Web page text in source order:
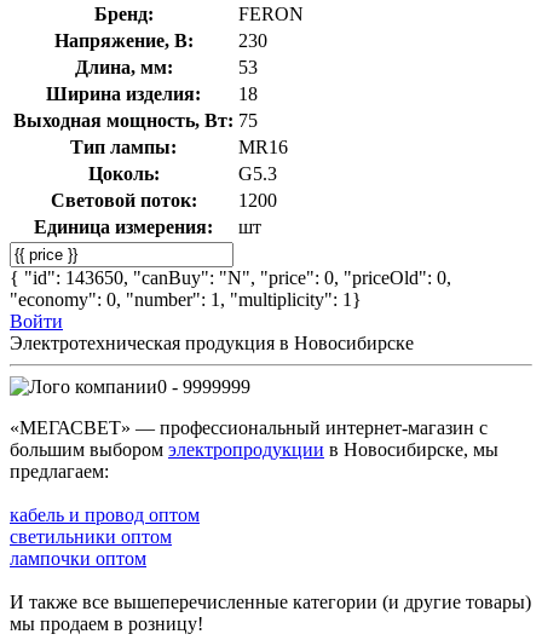
Бренд:
FERON
Напряжение, В:
230
Длина, мм:
53
Ширина изделия:
18
Выходная мощность, Вт: 75
Тип лампы:
MR16
Цоколь:
G5.3
Световой поток:
1200
Единица измерения:
шт
{ "id": 143650, "canBuy": "N", "price": 0, "priceOld": 0,
"economy": 0, "number": 1, "multiplicity": 1}
Войти
Электротехническая продукция в Новосибирске
0 - 9999999
«МЕГАСВЕТ» — профессиональный интернет-магазин с
большим выбором электропродукции в Новосибирске, мы
предлагаем:
кабель и провод оптом
светильники оптом
лампочки оптом
И также все вышеперечисленные категории (и другие товары)
мы продаем в розницу!